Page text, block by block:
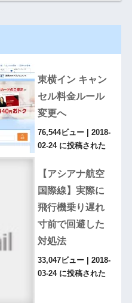
東横イン キャン
セル料金ルール
変更へ
76,544ビュー| 2018-
02-24 に投稿された
【アシアナ航空
国際線】実際に
飛行機乗り遅れ
寸前で回避した
対処法
33,047ビュー| 2018-
03-24 に投稿された